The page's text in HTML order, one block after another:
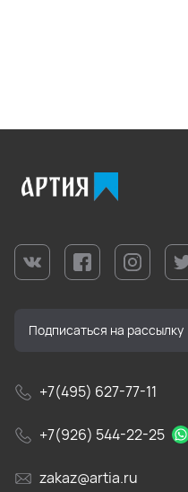
+7(495) 627-77-11
+7(926) 544-22-25
zakaz@artia.ru